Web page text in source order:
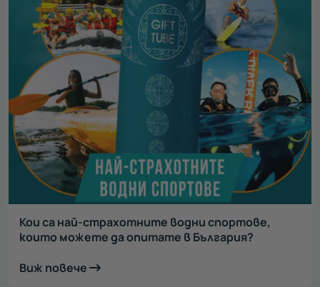
Кои са най-страхотните водни спортове,
които можете да опитате в България?
Виж повече